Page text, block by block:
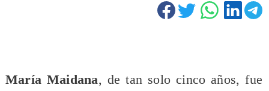
María Maidana, de tan solo cinco años, fue